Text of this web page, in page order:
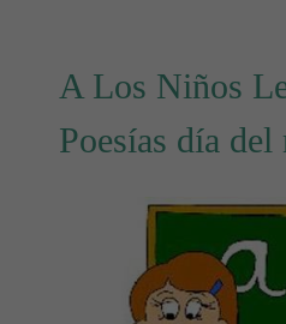
A Los Niños
Poesías día del